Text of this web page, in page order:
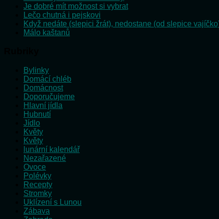
Je dobré mít možnost si vybrat
Lečo chutná i pejskovi
Když nedáte (slepici žrát), nedostane (od slepice
Málo kaštanů
Bylinky
Domácí chléb
Domácnost
Doporučujeme
Hlavní jídla
Hubnutí
Jídlo
Květy
Květy
lunární kalendář
Nezařazené
Ovoce
Polévky
Recepty
Stromky
Uklízení s Lunou
Zábava